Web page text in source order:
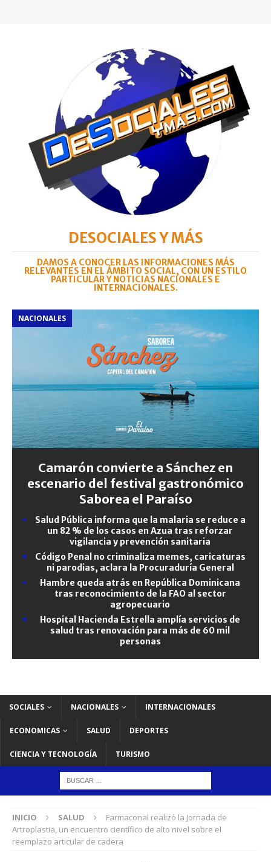
DESOCIALES Y MÁS
DAMOS A CONOCER LAS INFORMACIONES MÁS
RELEVANTES EN EL ÁMBITO SOCIAL, CON UN ESTILO
PARTICULAR Y NOTICIAS NACIONALES E
INTERNACIONALES.
NACIONALES
Camarón convierte a Sánchez en
escenario del festival gastronómico
Saborea el Paraíso
Salud Pública informa que la malaria se reduce a
un 82 % de los casos en Azua tras reforzar
vigilancia y prevención sanitaria
Código Penal no criminaliza memes, caricaturas
ni parodias, aclara la Procuraduría General
Hambre queda atrás en República Dominicana
tras reconocimiento de la FAO al sector
agropecuario
Hospital Hacienda Estrella amplía servicios de
salud tras renovación para más de 60 mil
personas
SOCIALES NACIONALES INTERNACIONALES
ECONOMICAS SALUD DEPORTES
CIENCIA Y TECNOLOGÍA TURISMO
INICIO SALUD
Farmaconal realizó la Jornada de
Artroplastia, un encuentro científico de alto nivel sobre el
reemplazo articular de cadera